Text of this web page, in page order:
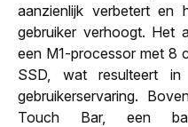
aanzienlijk verbetert
gebruiker verhoogt. Het
een M1-processor met 8
SSD, wat resulteert
gebruikerservaring.
Touch Bar, een